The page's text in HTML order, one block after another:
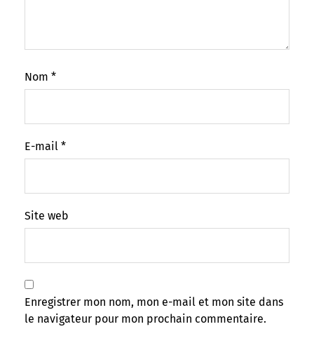
Nom *
E-mail *
Site web
Enregistrer mon nom, mon e-mail et mon site dans
le navigateur pour mon prochain commentaire.